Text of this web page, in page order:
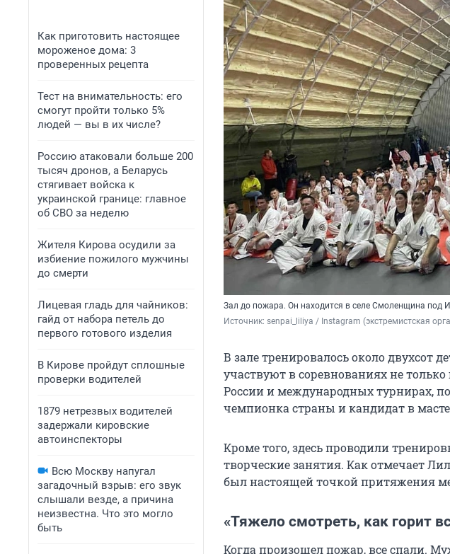
Как приготовить настоящее
мороженое дома: 3
проверенных рецепта
Тест на внимательность: его
смогут пройти только 5%
людей — вы в их числе?
Россию атаковали больше 200
тысяч дронов, а Беларусь
стягивает войска к
украинской границе: главное
об СВО за неделю
Жителя Кирова осудили за
избиение пожилого мужчины
до смерти
Лицевая гладь для чайников:
гайд от набора петель до
первого готового изделия
В Кирове пройдут сплошные
проверки водителей
1879 нетрезвых водителей
задержали кировские
автоинспекторы
Всю Москву напугал
загадочный взрыв: его звук
слышали везде, а причина
неизвестна. Что это могло
быть
Зал до пожара. Он находится в селе Смоленщина под
Источник: senpai_liliya / Instagram (экстремистская
В зале тренировалось около двухсот
участвуют в соревнованиях не
России и международных турнирах,
чемпионка страны и кандидат в
Кроме того, здесь проводили
творческие занятия. Как отмечает
был настоящей точкой притяжения
«Тяжело смотреть, как горит
Когда произошел пожар, все спали.